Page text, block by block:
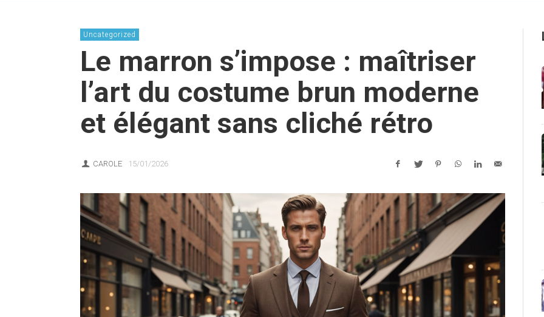
Uncategorized
Le marron s’impose : maîtriser
l’art du costume brun moderne
et élégant sans cliché rétro
CAROLE 15/01/2026